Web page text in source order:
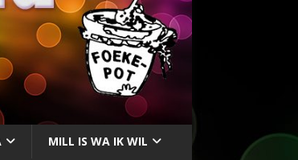
MILL IS WA IK WIL